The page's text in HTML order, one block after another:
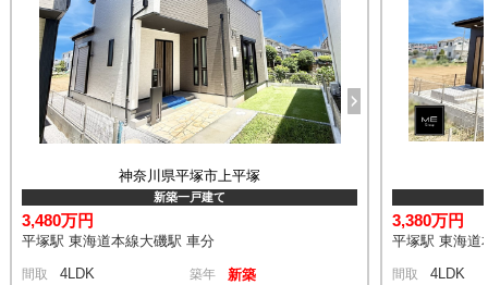
神奈川県平塚市上平塚
新築一戸建て
3,480万円
平塚駅 東海道本線大磯駅 車分
間取 4LDK 築年 新築
3,380万円
平塚駅 東海道
間取 4LDK